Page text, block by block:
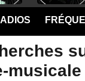
musicale